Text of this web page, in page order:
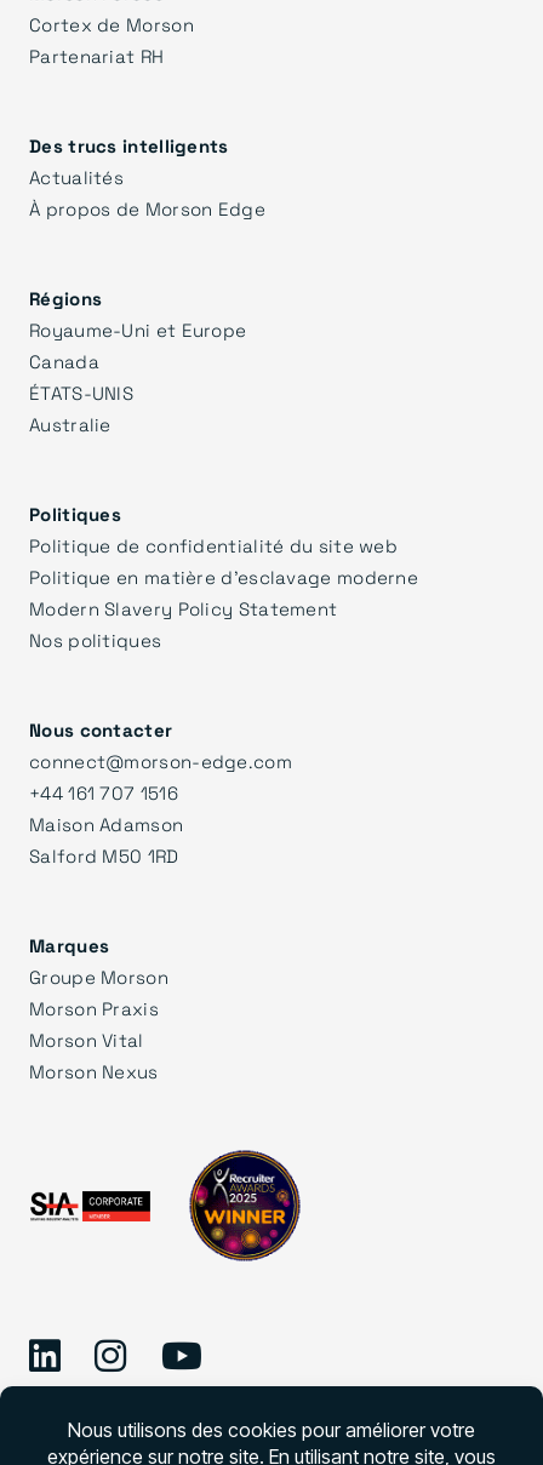
Cortex de Morson
Partenariat RH
Des trucs intelligents
Actualités
À propos de Morson Edge
Régions
Royaume-Uni et Europe
Canada
ÉTATS-UNIS
Australie
Politiques
Politique de confidentialité du site web
Politique en matière d'esclavage moderne
Modern Slavery Policy Statement
Nos politiques
Nous contacter
connect@morson-edge.com
+44 161 707 1516
Maison Adamson
Salford M50 1RD
Marques
Groupe Morson
Morson Praxis
Morson Vital
Morson Nexus